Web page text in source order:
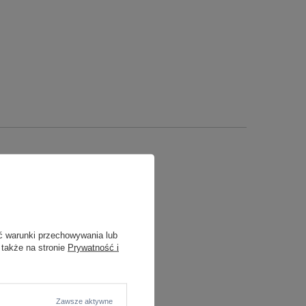
warunki przechowywania lub
na stronie Prywatność i
Zawsze aktywne